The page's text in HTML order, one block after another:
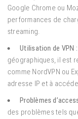
Google Chrome ou
performances de
streaming.
Utilisation de VPN :
géographiques, il est
comme NordVPN ou
adresse IP et à
Problèmes
des problèmes tels